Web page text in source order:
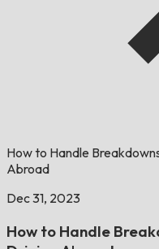
How to Handle
Abroad
Dec 31, 2023
How to Handle